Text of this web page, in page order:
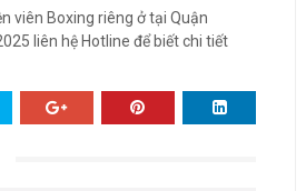
viên Boxing riêng ở tại Quận
liên hệ Hotline để biết chi tiết